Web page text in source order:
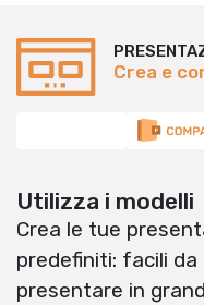
Crea e
Utilizza i modelli
Crea le tue
predefiniti: facili
presentare in